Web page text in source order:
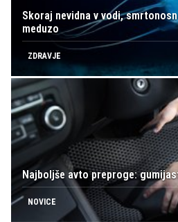
Skoraj nevidna v vodi,
meduzo
ZDRAVJE
Najboljše avto preproge:
NOVICE